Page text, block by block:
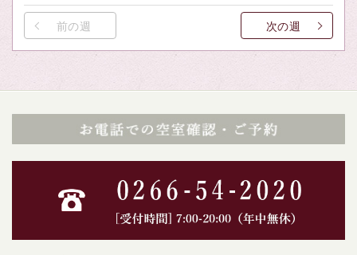
前の週 次の週